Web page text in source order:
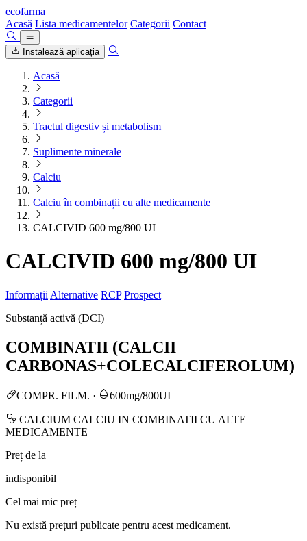
ecofarma
Acasă Lista medicamentelor Categorii Contact
Instalează aplicația
Acasă
Categorii
Tractul digestiv și metabolism
Suplimente minerale
Calciu
Calciu în combinații cu alte medicamente
CALCIVID 600 mg/800 UI
CALCIVID 600 mg/800 UI
Informații Alternative RCP Prospect
Substanță activă (DCI)
COMBINATII (CALCII
CARBONAS+COLECALCIFEROLUM)
COMPR. FILM. · 600mg/800UI
CALCIUM CALCIU IN COMBINATII CU ALTE
MEDICAMENTE
Preț de la
indisponibil
Cel mai mic preț
Nu există prețuri publicate pentru acest medicament.